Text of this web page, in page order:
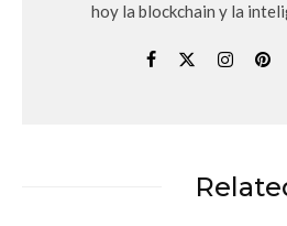
hoy la blockchain y la